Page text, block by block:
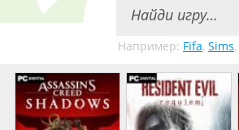
Например: Fifa, Sims,